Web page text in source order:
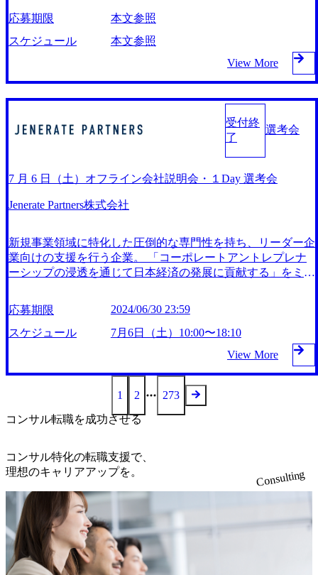
進・マネジメント経験 ・品質管理、開発管理、テスト計画
アンスやセキュリティリスク管理に関する知識、経験 ・エ
マージングテクノロジー（メタバース、Web３等）の活用経
験 ＜テクノロジー活用・実現/アーキテクチャ戦略＞ ・クラ
験 ・UI/UXテクノロジーの活用経験 ・フロント系技術、モ
バイル（iOS/Android）の構築や保守の経験 ・ローコード/ノ
ーコードの開発や保守の経験 ・ERP/Open系の構築、運用保
ョンなどの経験 -ERP(SAP/Dymanics/Oracle 等)系 -Cloud
発、ITコーディネート経験 ・アジャイルコーチ、社内展
ーキテクチャ適用経験 ・新規技術の研究/企画/実現性検証/導
入経験 ・社内外に対するテクニカル・アーキテクチャ・メ
ソッドのトレーニング企画、講師経験 ・プロジェクトマネ
AWS認定資格 ・GCP認定資格 ・Azure認定資格 ・SAP認定
コンサルタント資格（SAP ABAP開発、SAP Fiori開発 等）
・ローコード認定資格（Professional Traditional Web Developer
等） ・BPM認定資格（Certified Pega Senior System Architec
t、Certified Senior Developer 等） ・Pythonエンジニア認定資
格 ・BABOK ・ITIL資格 ・サービスマネジメントに関する
資格（VeriSM 等） ・Agileに関する資格（CSM、LSM、CS
PO、SAFe 等） ・Serverに関する資格（Oracle DB、SQL
ェクトへの参画等、キャリアの可能性が広がります 東京、
大阪
企画、営業企画、マーケティングなど企画職のご経験 ・
ント、サプライチェーンの全体管理、 厚労省等 国の当
局に対するオペレーションに携わったご経験 ＜上記に関
わらず、以下のご経験をお持ちの方＞ ・医師の方 ・ヘ
験 ・研究・臨床開発・治験に関わるご経験 ・Accenture
やヘルスケア業界に強いご興味をお持ちの方
に入社。入社5年目の2021年にCEOに抜擢され、現在に至る
『ワンプール制』による幅広いプロジェクトへのアサイン
社内組織に業界・業種やソリューションでのセグメンテーシ
ョンがないため、各コンサルタントが多様な業界や経営テー
マのプロジェクトに関わることができる 『ワンプール
制』。 クライアントに価値を出すためにはメンバーが活力
を維持することや自己研鑽のための時間が重要と考え、WL
Bとクライアントへの価値提供を両立させている（Well-Bein
g経営の実践） ※オンライン開催 日程①：会社セミナー不実
施(この回は6月8日の1Day選考会のみ開催) 日程②：2024年6
月20日（木）20:00～21:00 日程③：2024年7月4日（木）20:00
～21:00 日程④：2024年7月18日（木）20:00～21:00 日程⑤：
日程⑥：2024年8月22日（木）20:00～21:00 ・登壇者紹介 ・
・質疑応答 ・1Day選考会プロセスのご案内 ※オンライン開
催 日程①：2024年6月8日(土)12:10～最長17:30 日程②：2024
年6月22日(土)12:10～最長17:30 日程③：2024年7月6日(土)12:
10～最長17:30 日程④：2024年7月20日(土)12:10～最長17:30
月24日(土)12:10～最長17:30 Openポジション 日程①：2024年
月1日(月)中 日程④：2024年7月15日(月)中 日程⑤：2024年7
応募期限
本文参照
スケジュール
本文参照
View More
受付終
了
選考会
7 月 6 日（土）オフライン会社説明会・１Day 選考会
Jenerate Partners株式会社
新規事業領域に特化した圧倒的な専門性を持ち、リーダー企
業向けの支援を行う企業。 「コーポレートアントレプレナ
ーシップの浸透を通じて日本経済の発展に貢献する」をミッ
に対して、新規事業立ち上げに関連する各種プロフェッショ
ナルサービスを提供している。 プロフェッショナルサービ
ス事業では、戦略、投資、開発の３つの機能が事業創造にお
いて必要不可欠として定義しており、事業立ち上げに実際必
要であるイノベーションサービス事業とあわせて、３つの機
能＋1つの４つのチームで事業が成り立っていて、経営人材
として幅広く経験値が積めることが特徴。 ＜案件事例＞ ・
【NYSE上場】クラウド関連サービスを提供する世界のトッ
プ企業の新たなターゲットの市場開拓検討支援プロジェクト
けるAI/DL導入支援 ・【東証一部上場】文具やオフィス家具
などを扱う大手メーカーの新たな「働き方」の潮流を見越し
た新規事業案企画、実行支援プロジェクト 7 月 6 日（土）1
0:00〜18:10 弊社オフィス （東京都港区北青山 1-2-3 青山ビ
ル 12F） 10:00～11:00 会社説明会（希望者のみ） 11:20～14:
40 選考会（第 1 部） 15:30～18:10 選考会（第 2 部） ※先着
順で第 1 部もしくは第 2 部いずれかの選考会にご案内いたし
ます ※説明会への参加は任意です ※説明会のみの参加も可
能です。詳細は末尾の注意点・補足事項をご覧ください
応募期限
2024/06/30 23:59
スケジュール
7月6日（土）10:00〜18:10
View More
1 2
273
コンサル転職を成功させる
コンサル特化の転職支援で、
理想のキャリアアップを。
Consulting